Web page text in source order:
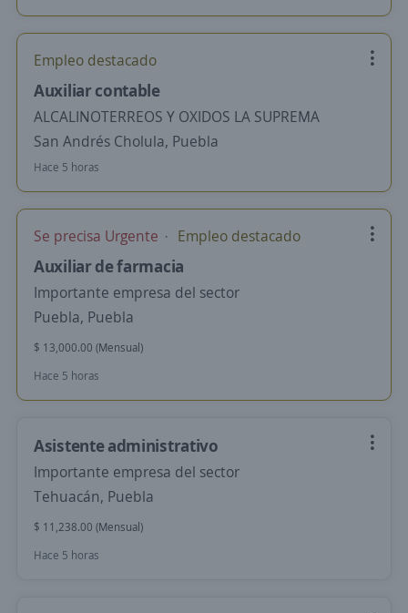
Empleo destacado
Auxiliar contable
ALCALINOTERREOS Y OXIDOS LA SUPREMA
San Andrés Cholula, Puebla
Hace 5 horas
Se precisa Urgente Empleo destacado
Auxiliar de farmacia
Importante empresa del sector
Puebla, Puebla
$ 13,000.00 (Mensual)
Hace 5 horas
Asistente administrativo
Importante empresa del sector
Tehuacán, Puebla
$ 11,238.00 (Mensual)
Hace 5 horas